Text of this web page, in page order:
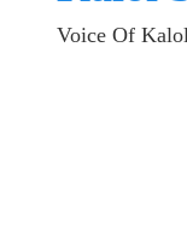
Voice Of